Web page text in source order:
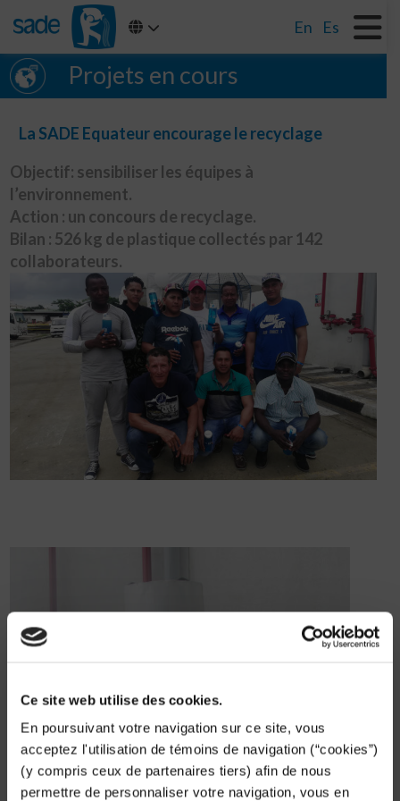
Ce site web utilise des cookies.
En poursuivant votre navigation sur ce site, vous
acceptez l'utilisation de témoins de navigation (“cookies”)
(y compris ceux de partenaires tiers) afin de nous
permettre de personnaliser votre navigation, vous en
En Es
Projets en cours
La SADE Equateur encourage le recyclage
Objectif: sensibiliser les équipes à
l’environnement.
Action : un concours de recyclage.
Bilan : 526 kg de plastique collectés par 142
collaborateurs.